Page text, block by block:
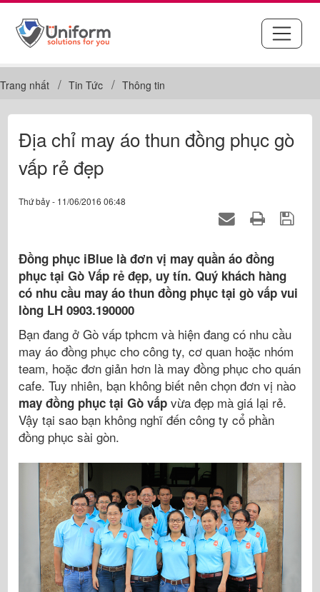
Trang nhất Tin Tức Thông tin
Địa chỉ may áo thun đồng phục gò
vấp rẻ đẹp
Thứ bảy - 11/06/2016 06:48
Đồng phục iBlue là đơn vị may quần áo đồng
phục tại Gò Vấp rẻ đẹp, uy tín. Quý khách hàng
có nhu cầu may áo thun đồng phục tại gò vấp vui
lòng LH 0903.190000
Bạn đang ở Gò vấp tphcm và hiện đang có nhu cầu
may áo đồng phục cho công ty, cơ quan hoặc nhóm
team, hoặc đơn giản hơn là may đồng phục cho quán
cafe. Tuy nhiên, bạn không biết nên chọn đơn vị nào
may đồng phục tại Gò vấp vừa đẹp mà giá lại rẻ.
Vậy tại sao bạn không nghĩ đến công ty cổ phần
đồng phục sài gòn.